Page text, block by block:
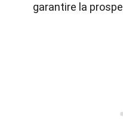
garantire la